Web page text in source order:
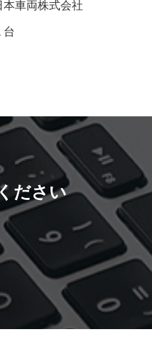
本車両株式会社
台
ださい